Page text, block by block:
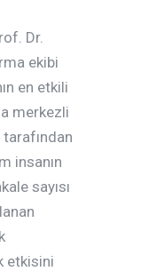
Dr.
ekibi
en etkili
merkezli
tarafından
insanın
sayısı
etkisini